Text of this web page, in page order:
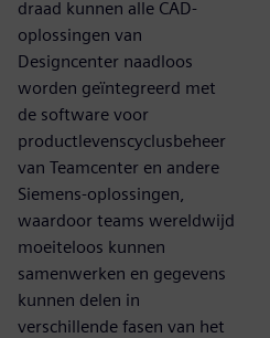
draad kunnen alle CAD-
oplossingen van
Designcenter naadloos
worden geïntegreerd met
de software voor
productlevenscyclusbeheer
van Teamcenter en andere
Siemens-oplossingen,
waardoor teams wereldwijd
moeiteloos kunnen
samenwerken en gegevens
kunnen delen in
verschillende fasen van het